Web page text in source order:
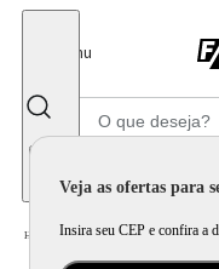
Menu
Veja as ofertas para
Insira seu CEP e confira a
Home Eletrodomésticos / Cervejeira e